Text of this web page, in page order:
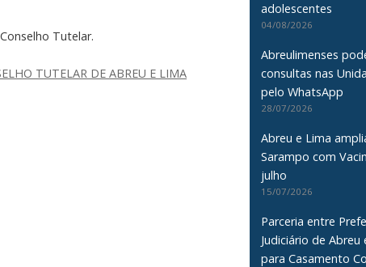
Tutelar.
TUTELAR DE ABREU E LIMA
adolescentes
04/08/2026
Abreulimenses
consultas nas
pelo WhatsApp
28/07/2026
Abreu e Lima
Sarampo com
julho
15/07/2026
Parceria entre
Judiciário de Abreu
para Casamento